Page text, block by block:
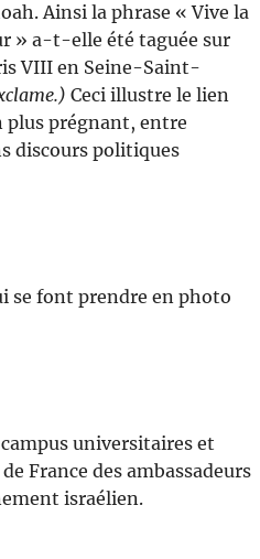
Ainsi la phrase « Vive la
» a-t-elle été taguée sur
VIII en Seine-Saint-
Ceci illustre le lien
plus prégnant, entre
discours politiques
se font prendre en photo
universitaires et
France des ambassadeurs
israélien.